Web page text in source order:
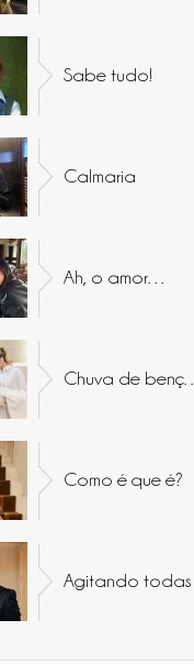
Sabe tudo!
Calmaria
Ah, o amor…
Como é que é?
Agitando todas